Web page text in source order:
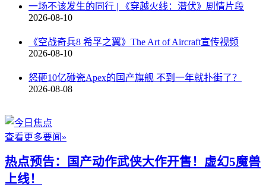
一场不该发生的同行 | 《穿越火线：潜伏》剧情片段
2026-08-10
《空战奇兵8 希孚之翼》The Art of Aircraft宣传视频
2026-08-10
怒砸10亿碰瓷Apex的国产旗舰 不到一年就扑街了？
2026-08-08
查看更多要闻»
热点预告：国产动作武侠大作开售！虚幻5魔兽
上线！